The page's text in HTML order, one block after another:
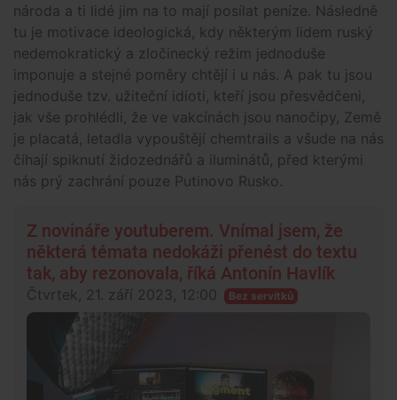
národa a ti lidé jim na to mají posílat peníze. Následně
tu je motivace ideologická, kdy některým lidem ruský
nedemokratický a zločinecký režim jednoduše
imponuje a stejné poměry chtějí i u nás. A pak tu jsou
jednoduše tzv. užiteční idioti, kteří jsou přesvědčeni,
jak vše prohlédli, že ve vakcínách jsou nanočipy, Země
je placatá, letadla vypouštějí chemtrails a všude na nás
číhají spiknutí židozednářů a iluminátů, před kterými
nás prý zachrání pouze Putinovo Rusko.
Z novináře youtuberem. Vnímal jsem, že
některá témata nedokáži přenést do textu
tak, aby rezonovala, říká Antonín Havlík
Čtvrtek, 21. září 2023, 12:00 Bez servítků